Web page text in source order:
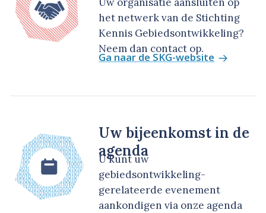
het netwerk van de Stichting
Kennis Gebiedsontwikkeling?
Neem dan contact op.
Ga naar de SKG-website
Uw bijeenkomst in de
agenda
U kunt uw
gebiedsontwikkeling-
gerelateerde evenement
aankondigen via onze agenda